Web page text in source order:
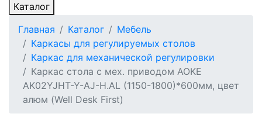
Каталог
Главная
Каталог
Мебель
Каркасы для регулируемых столов
Каркас для механической регулировки
Каркас стола с мех. приводом AOKE
AK02YJHT-Y-AJ-H.AL (1150-1800)*600мм, цвет
алюм (Well Desk First)